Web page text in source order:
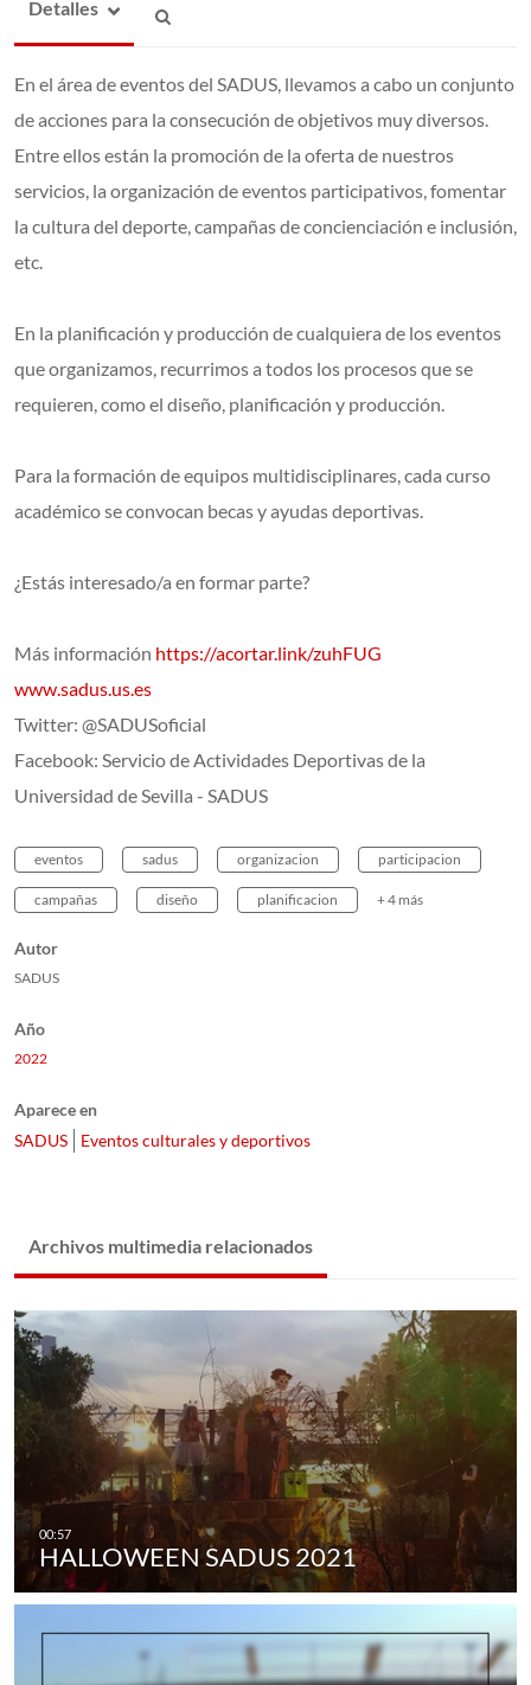
Detalles
En el área de eventos del SADUS, llevamos a cabo un conjunto
de acciones para la consecución de objetivos muy diversos.
Entre ellos están la promoción de la oferta de nuestros
servicios, la organización de eventos participativos, fomentar
la cultura del deporte, campañas de concienciación e inclusión,
etc.
En la planificación y producción de cualquiera de los eventos
que organizamos, recurrimos a todos los procesos que se
requieren, como el diseño, planificación y producción.
Para la formación de equipos multidisciplinares, cada curso
académico se convocan becas y ayudas deportivas.
¿Estás interesado/a en formar parte?
Más información https://acortar.link/zuhFUG
www.sadus.us.es
Twitter: @SADUSoficial
Facebook: Servicio de Actividades Deportivas de la
Universidad de Sevilla - SADUS
eventos sadus organizacion participacion
campañas diseño planificacion + 4 más
Autor
SADUS
Año
2022
Aparece en
SADUS
Eventos culturales y deportivos
Archivos multimedia relacionados
HALLOWEEN SADUS 2021